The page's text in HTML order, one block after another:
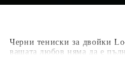
Черни тениски за двойки
вашата любов няма да е